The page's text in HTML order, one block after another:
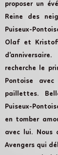
proposer un
Reine des
Puiseux-
Olaf et
recherche le
Pontoise
paillettes.
Puiseux-
en tomber
avec lui. Nous
Avengers qui